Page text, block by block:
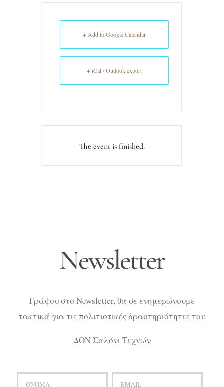
+ Add to Google Calendar
+ iCal / Outlook export
The event is finished.
Newsletter
Γράψου στο Newsletter, θα σε ενημερώνουμε
τακτικά για τις πολιτιστικές δραστηριότητες του
ΔΟΝ Σαλόνι Τεχνών